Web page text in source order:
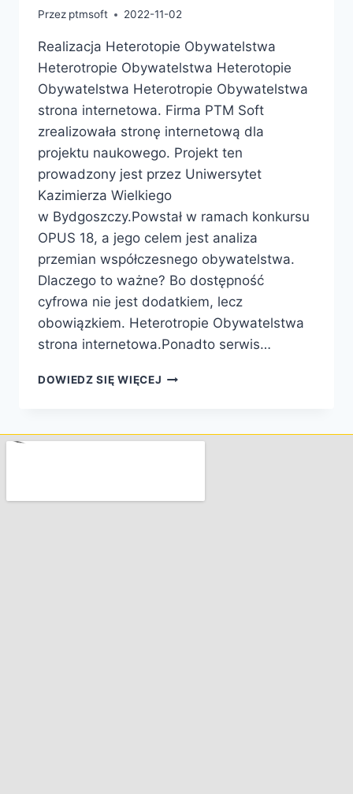
Przez ptmsoft 2022-11-02
Realizacja Heterotopie Obywatelstwa
Heterotropie Obywatelstwa Heterotopie
Obywatelstwa Heterotropie Obywatelstwa
strona internetowa. Firma PTM Soft
zrealizowała stronę internetową dla
projektu naukowego. Projekt ten
prowadzony jest przez Uniwersytet
Kazimierza Wielkiego
w Bydgoszczy.Powstał w ramach konkursu
OPUS 18, a jego celem jest analiza
przemian współczesnego obywatelstwa.
Dlaczego to ważne? Bo dostępność
cyfrowa nie jest dodatkiem, lecz
obowiązkiem. Heterotropie Obywatelstwa
strona internetowa.Ponadto serwis…
DOWIEDZ SIĘ WIĘCEJ